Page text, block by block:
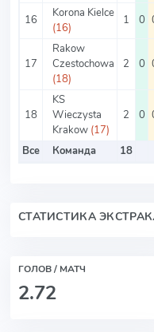
16
Korona Kielce
(16)
1 0
17
Rakow
Czestochowa
(18)
2 0
18
KS
Wieczysta
Krakow (17)
2 0
Все Команда 18
СТАТИСТИКА
ГОЛОВ / МАТЧ
2.72